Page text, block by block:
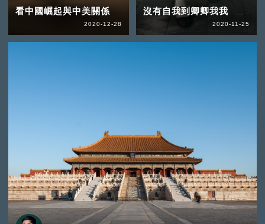
看中國崛起與中美關係
2020-12-28
沒有自我到卿卿我我
2020-11-25